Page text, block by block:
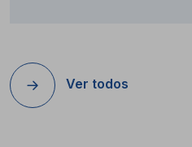
Ver todos